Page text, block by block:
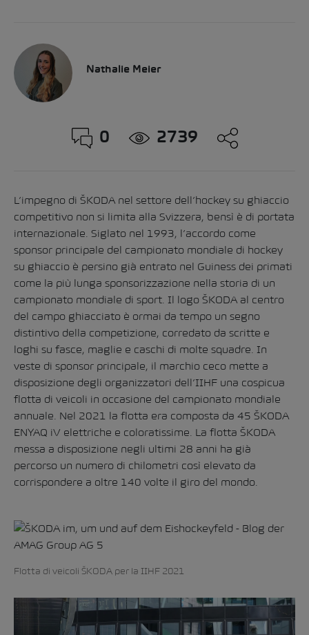
Nathalie Meier
0 2739
L’impegno di ŠKODA nel settore dell’hockey su ghiaccio
competitivo non si limita alla Svizzera, bensì è di portata
internazionale. Siglato nel 1993, l’accordo come
sponsor principale del campionato mondiale di hockey
su ghiaccio è persino già entrato nel Guiness dei primati
come la più lunga sponsorizzazione nella storia di un
campionato mondiale di sport. Il logo ŠKODA al centro
del campo ghiacciato è ormai da tempo un segno
distintivo della competizione, corredato da scritte e
loghi su fasce, maglie e caschi di molte squadre. In
veste di sponsor principale, il marchio ceco mette a
disposizione degli organizzatori dell’IIHF una cospicua
flotta di veicoli in occasione del campionato mondiale
annuale. Nel 2021 la flotta era composta da 45 ŠKODA
ENYAQ iV elettriche e coloratissime. La flotta ŠKODA
messa a disposizione negli ultimi 28 anni ha già
percorso un numero di chilometri così elevato da
corrispondere a oltre 140 volte il giro del mondo.
Flotta di veicoli ŠKODA per la IIHF 2021